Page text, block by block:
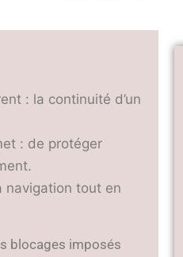
: la continuité d’un
: de protéger
navigation tout en
blocages imposés